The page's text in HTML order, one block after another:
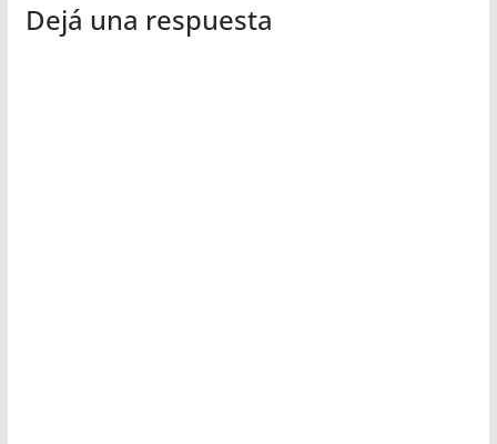
Dejá una respuesta